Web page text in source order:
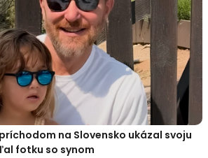
na Slovensko ukázal svoju
fotku so synom